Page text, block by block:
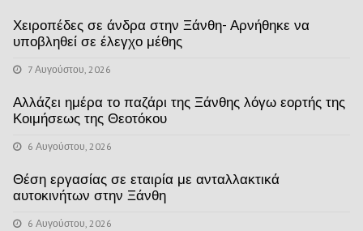
Χειροπέδες σε άνδρα στην Ξάνθη- Αρνήθηκε να
υποβληθεί σε έλεγχο μέθης
7 Αυγούστου, 2026
Αλλάζει ημέρα το παζάρι της Ξάνθης λόγω εορτής της
Κοιμήσεως της Θεοτόκου
6 Αυγούστου, 2026
Θέση εργασίας σε εταιρία με ανταλλακτικά
αυτοκινήτων στην Ξάνθη
6 Αυγούστου, 2026